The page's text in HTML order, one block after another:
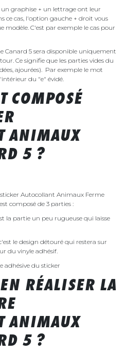
graphise + un lettrage ont leur
ce cas, l'option gauche + droit vous
C'est par exemple le cas pour
Canard 5 sera disponible uniquement
Ce signifie que les parties vides du
ajourées). Par exemple le mot
du "e" évidé.
COMPOSÉ
ANIMAUX
5 ?
Autocollant Animaux Ferme
composé de 3 parties :
la partie un peu rugueuse qui laisse
le design détouré qui restera sur
du vinyle adhésif.
adhésive du sticker
RÉALISER LA
ANIMAUX
5 ?